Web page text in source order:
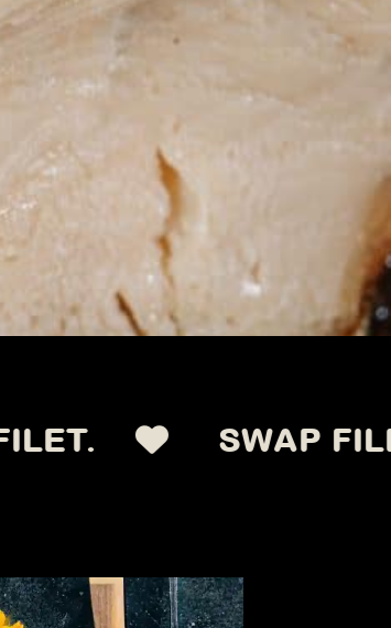
SWAP FILET.